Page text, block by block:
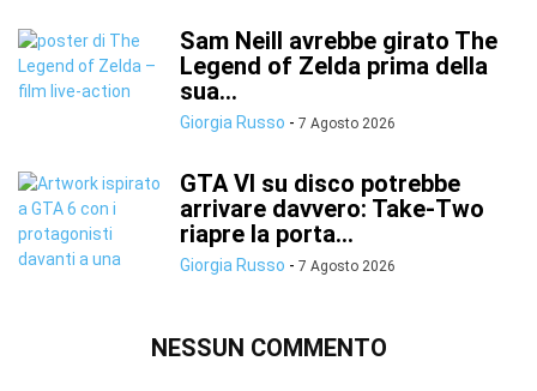
Sam Neill avrebbe girato The
Legend of Zelda prima della
sua...
Giorgia Russo - 7 Agosto 2026
GTA VI su disco potrebbe
arrivare davvero: Take-Two
riapre la porta...
Giorgia Russo - 7 Agosto 2026
NESSUN COMMENTO